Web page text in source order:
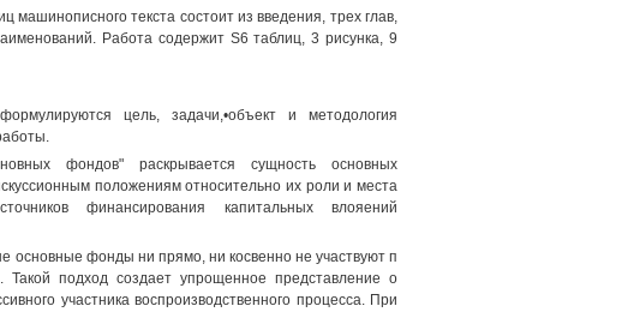
текста состоит из введения, трех глав,
Работа содержит S6 таблиц, 3 рисунка, 9
цель, задачи,•объект и методология
фондов" раскрывается сущность основных
положениям относительно их роли и места
финансирования капитальных влояений
основные фонды ни прямо, ни косвенно не участвуют п
Такой подход создает упрощенное представление о
участника воспроизводственного процесса. При